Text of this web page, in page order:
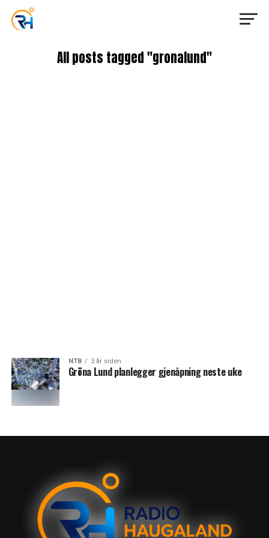
All posts tagged "gronalund"
NTB 3 år siden
Gröna Lund planlegger gjenåpning neste uke